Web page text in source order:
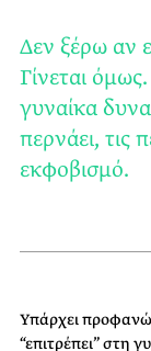
Δεν ξέρω αν
Γίνεται
γυναίκα
περνάει, τις
εκφοβισμό.
Υπάρχει
“επιτρέπει” στη